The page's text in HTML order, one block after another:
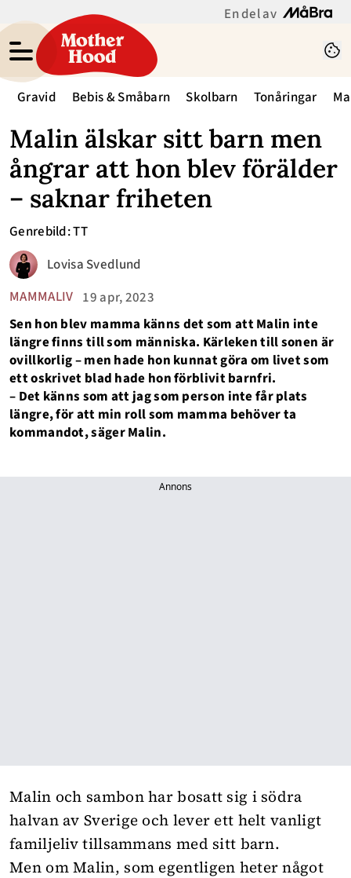
En del av
Gravid Bebis & Småbarn Skolbarn Tonåringar
Malin älskar sitt barn men
ångrar att hon blev förälder
– saknar friheten
MAMMALIV 19 apr, 2023
Lovisa Svedlund
Genrebild: TT
Sen hon blev mamma känns det som att Malin inte
längre finns till som människa. Kärleken till sonen är
ovillkorlig – men hade hon kunnat göra om livet som
ett oskrivet blad hade hon förblivit barnfri.
– Det känns som att jag som person inte får plats
längre, för att min roll som mamma behöver ta
kommandot, säger Malin.
Annons
Malin och sambon har bosatt sig i södra
halvan av Sverige och lever ett helt vanligt
familjeliv tillsammans med sitt barn.
Men om Malin, som egentligen heter något